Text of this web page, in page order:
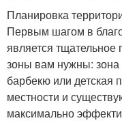
Планировка
Первым шагом в
является
зоны вам нужны: зона
барбекю или детская
местности и
максимально